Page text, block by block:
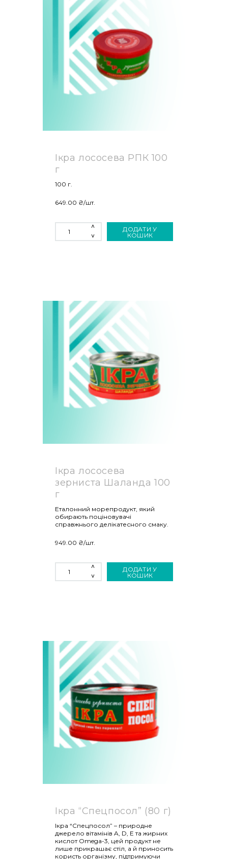
Ікра лососева РПК 100
г
100 г.
649.00 ₴/шт.
ІКРА
ЛОСОСЕВА
100
ДОДАТИ У
КОШИК
Ікра лососева
зерниста Шаланда 100
г
Еталонний морепродукт, який
обирають поціновувачі
справжнього делікатесного смаку.
949.00 ₴/шт.
ІКРА
ЛОСОСЕВА
ШАЛАНДА
ДОДАТИ У
КОШИК
Ікра “Спецпосол” (80 г)
Ікра “Спецпосол” – природне
джерело вітамінів A, D, E та жирних
кислот Omega-3, цей продукт не
лише прикрашає стіл, а й приносить
користь організму, підтримуючи